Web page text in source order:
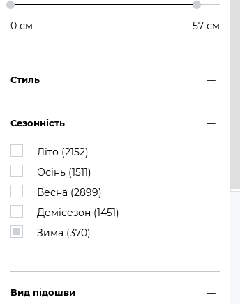
0 см 57 см
Стиль
Сезонність
Літо (2152)
Осінь (1511)
Весна (2899)
Демісезон (1451)
Зима (370)
Вид підошви